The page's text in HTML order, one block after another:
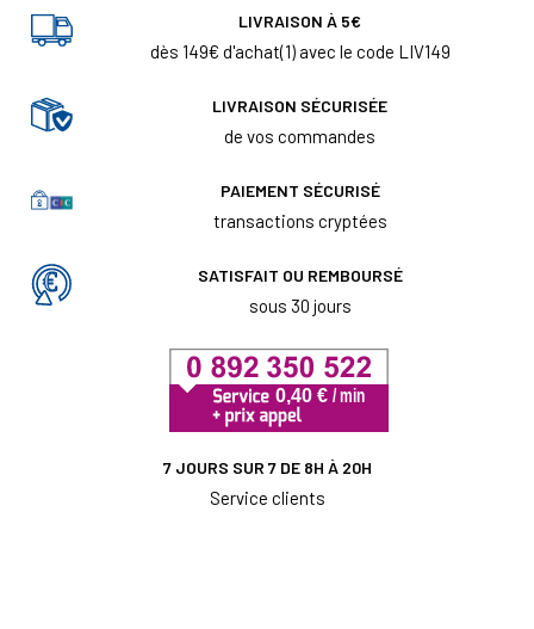
LIVRAISON À 5€
dès 149€ d'achat(1) avec le code LIV149
LIVRAISON SÉCURISÉE
de vos commandes
PAIEMENT SÉCURISÉ
transactions cryptées
SATISFAIT OU REMBOURSÉ
sous 30 jours
7 JOURS SUR 7 DE 8H À 20H
Service clients